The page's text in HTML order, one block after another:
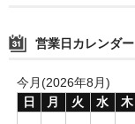
営業日カレンダー
今月(2026年8月)
日
月 火 水 木